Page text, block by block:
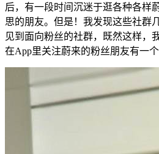
后，有一段时间沉迷于逛各种各样
思的朋友。但是！我发现这些社群
见到面向粉丝的社群，既然这样，
在App里关注蔚来的粉丝朋友有一个